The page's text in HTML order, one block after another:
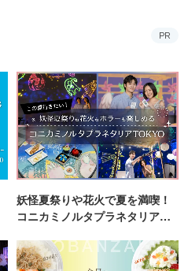
PR
妖怪夏祭りや花火で夏を満喫！
コニカミノルタプラネタリア